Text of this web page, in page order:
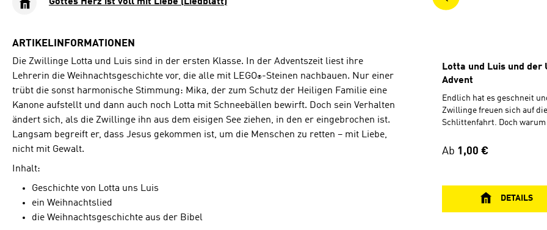
ARTIKELINFORMATIONEN
Die Zwillinge Lotta und Luis sind in der ersten Klasse. In der Adventszeit liest ihre
Lehrerin die Weihnachtsgeschichte vor, die alle mit LEGO®-Steinen nachbauen. Nur einer
trübt die sonst harmonische Stimmung: Mika, der zum Schutz der Heiligen Familie eine
Kanone aufstellt und dann auch noch Lotta mit Schneebällen bewirft. Doch sein Verhalten
ändert sich, als die Zwillinge ihn aus dem eisigen See ziehen, in den er eingebrochen ist.
Langsam begreift er, dass Jesus gekommen ist, um die Menschen zu retten – mit Liebe,
nicht mit Gewalt.
Inhalt:
Geschichte von Lotta uns Luis
ein Weihnachtslied
die Weihnachtsgeschichte aus der Bibel
Lotta und Luis und der
Advent
Endlich hat es geschneit
Zwillinge freuen sich auf
Schlittenfahrt. Doch
sich den Arm gebrochen
beim Plätzchenbacken,
und mehr
Regulärer Preis:
Ab 1,00 €
DETAILS